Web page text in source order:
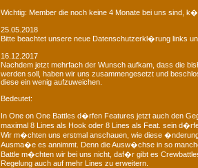
Wichtig: Member die noch keine 4 Monate bei uns sind,
25.05.2018
Bitte beachtet unsere neue Datenschutzerkl�rung links
16.12.2017
Nachdem jetzt mehrfach der Wunsch aufkam, dass die
werden soll, haben wir uns zusammengesetzt und
diese ein wenig aufzuweichen.
Bedeutet:
In One on One Battles d�rfen Features jetzt auch den
maximal 8 Lines als Hook oder 8 Lines als Feat. sein
Wir m�chten uns erstmal anschauen, wie diese
Ausma�e es annimmt. Denn die Ausw�chse in so
Battle m�chten wir bei uns nicht, daf�r gibt es
Regelung auch auf mehr Lines zu erweitern.